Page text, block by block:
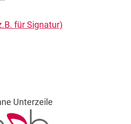
für Signatur)
Unterzeile